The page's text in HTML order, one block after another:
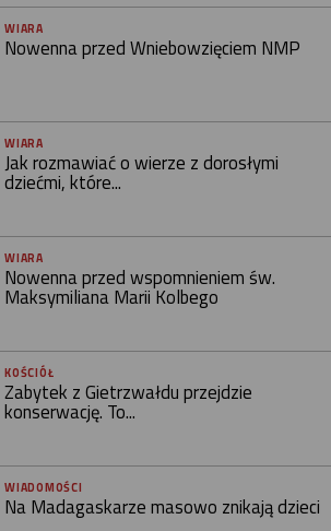
WIARA
Nowenna przed Wniebowzięciem NMP
WIARA
Jak rozmawiać o wierze z dorosłymi
dziećmi, które...
WIARA
Nowenna przed wspomnieniem św.
Maksymiliana Marii Kolbego
KOŚCIÓŁ
Zabytek z Gietrzwałdu przejdzie
konserwację. To...
WIADOMOŚCI
Na Madagaskarze masowo znikają dzieci